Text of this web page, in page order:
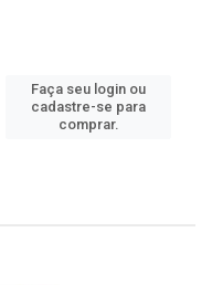
Faça seu login ou
cadastre-se para
comprar.